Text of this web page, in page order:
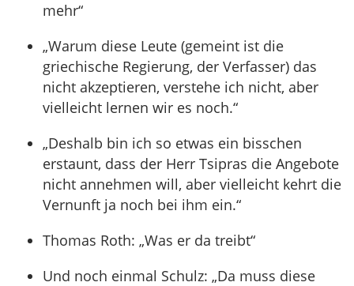
mehr“
„Warum diese Leute (gemeint ist die
griechische Regierung, der Verfasser) das
nicht akzeptieren, verstehe ich nicht, aber
vielleicht lernen wir es noch.“
„Deshalb bin ich so etwas ein bisschen
erstaunt, dass der Herr Tsipras die Angebote
nicht annehmen will, aber vielleicht kehrt die
Vernunft ja noch bei ihm ein.“
Thomas Roth: „Was er da treibt“
Und noch einmal Schulz: „Da muss diese